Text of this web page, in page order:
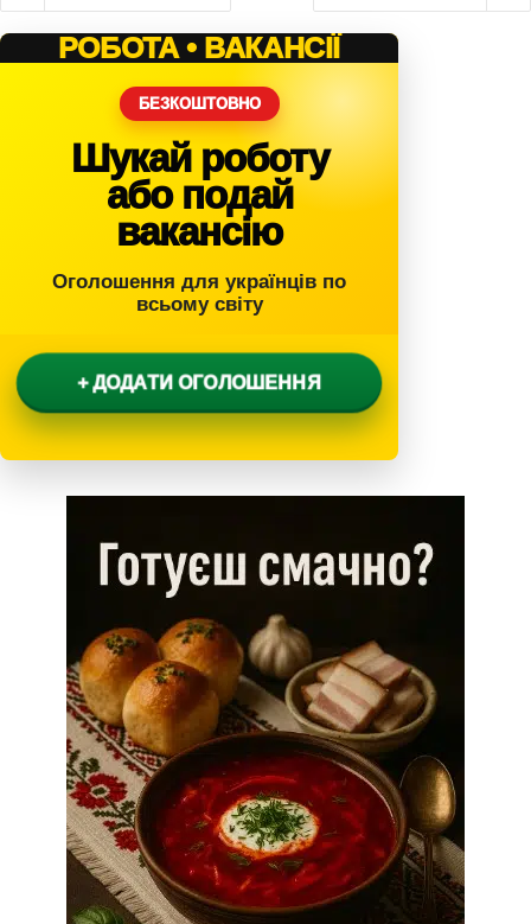
РОБОТА • ВАКАНСІЇ
БЕЗКОШТОВНО
Шукай роботу
або подай
вакансію
Оголошення для українців по
всьому світу
+ ДОДАТИ ОГОЛОШЕННЯ